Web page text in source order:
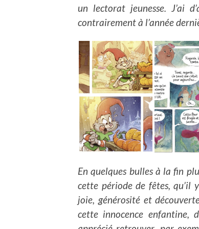
un lectorat jeunesse. J’ai
contrairement à l’année
En quelques bulles à la fin
cette période de fêtes, qu’il
joie, générosité et
cette innocence enfantine,